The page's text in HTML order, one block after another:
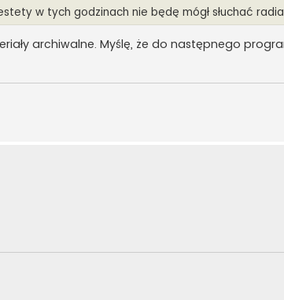
w tych godzinach nie będę mógł słuchać
archiwalne. Myślę, że do następnego